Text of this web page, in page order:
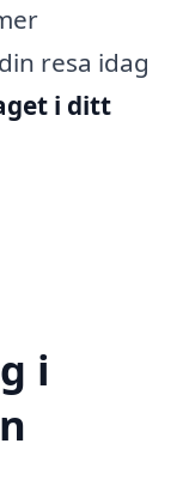
resa idag
i ditt
i